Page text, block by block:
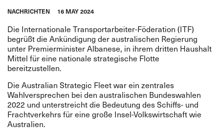
NACHRICHTEN 16 MAY 2024
Die Internationale Transportarbeiter-Föderation (ITF)
begrüßt die Ankündigung der australischen Regierung
unter Premierminister Albanese, in ihrem dritten Haushalt
Mittel für eine nationale strategische Flotte
bereitzustellen.
Die Australian Strategic Fleet war ein zentrales
Wahlversprechen bei den australischen Bundeswahlen
2022 und unterstreicht die Bedeutung des Schiffs- und
Frachtverkehrs für eine große Insel-Volkswirtschaft wie
Australien.